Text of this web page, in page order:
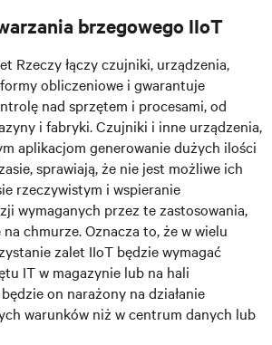
brzegowego IIoT
Rzeczy łączy czujniki, urządzenia,
obliczeniowe i gwarantuje
nad sprzętem i procesami, od
i fabryki. Czujniki i inne urządzenia,
aplikacjom generowanie dużych ilości
sprawiają, że nie jest możliwe ich
rzeczywistym i wspieranie
wymaganych przez te zastosowania,
na chmurze. Oznacza to, że w wielu
zalet IIoT będzie wymagać
IT w magazynie lub na hali
on narażony na działanie
warunków niż w centrum danych lub